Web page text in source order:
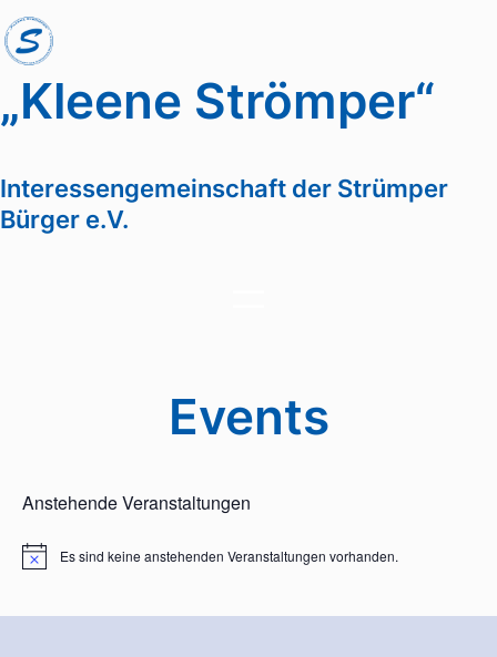
Zum
Inhalt
springen
„Kleene Strömper“
Interessengemeinschaft der Strümper
Bürger e.V.
Events
Anstehende Veranstaltungen
HinweisEs sind keine anstehenden Veranstaltungen vorhanden.